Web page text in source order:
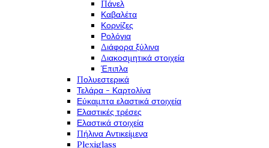
Πάνελ
Καβαλέτα
Κορνίζες
Ρολόγια
Διάφορα ξύλινα
Διακοσμητικά στοιχεία
Έπιπλα
Πολυεστερικά
Τελάρα - Καρτολίνα
Εύκαμπτα ελαστικά στοιχεία
Ελαστικές τρέσες
Ελαστικά στοιχεία
Πήλινα Αντικείμενα
Plexiglass